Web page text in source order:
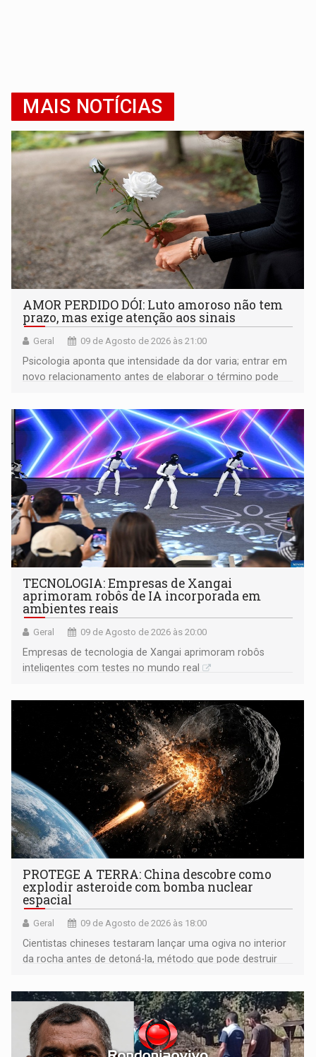
MAIS NOTÍCIAS
AMOR PERDIDO DÓI: Luto amoroso não tem
prazo, mas exige atenção aos sinais
Geral 09 de Agosto de 2026 às 21:00
Psicologia aponta que intensidade da dor varia; entrar em
novo relacionamento antes de elaborar o término pode
TECNOLOGIA: Empresas de Xangai
aprimoram robôs de IA incorporada em
ambientes reais
Geral 09 de Agosto de 2026 às 20:00
Empresas de tecnologia de Xangai aprimoram robôs
inteligentes com testes no mundo real
PROTEGE A TERRA: China descobre como
explodir asteroide com bomba nuclear
espacial
Geral 09 de Agosto de 2026 às 18:00
Cientistas chineses testaram lançar uma ogiva no interior
da rocha antes de detoná-la, método que pode destruir